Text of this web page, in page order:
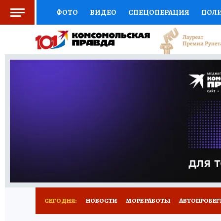
ФОТО ВИДЕО СПЕЦОПЕРАЦИЯ
СОЦПОДДЕРЖКА НАУКА СПОРТ
ВЫБОР ЭКСПЕРТОВ ДОКТОР
ПРОГНОЗЫ НА СПОРТ
НОВОЕ
СЕГОДНЯ: НОВОСТИ МОРЕ РАБОТЫ